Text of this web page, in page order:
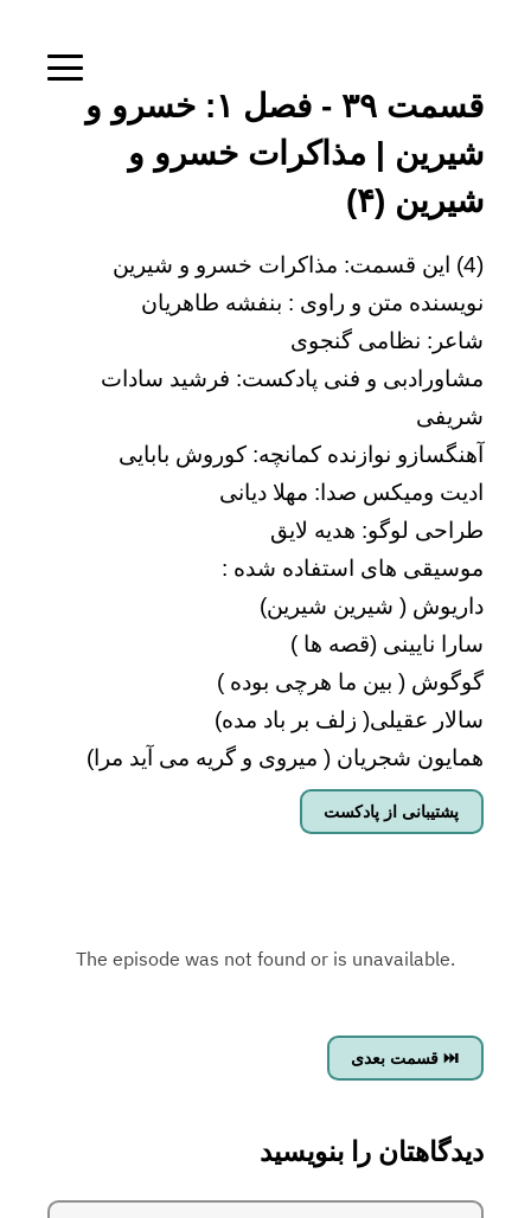
قسمت ۳۹ - فصل ۱: خسرو و
شیرین | مذاکرات خسرو و
شیرین (۴)
(4) این قسمت: مذاکرات خسرو و شیرین
نویسنده متن و راوی : بنفشه طاهریان
شاعر: نظامی گنجوی
مشاورادبی و فنی پادکست: فرشید سادات
شریفی
آهنگسازو نوازنده کمانچه: کوروش بابایی
ادیت ومیکس صدا: مهلا دیانی
طراحی لوگو: هدیه لایق
موسیقی های استفاده شده :
داریوش ( شیرین شیرین)
سارا نایینی (قصه ها )
گوگوش ( بین ما هرچی بوده )
سالار عقیلی( زلف بر باد مده)
همایون شجریان ( میروی و گریه می آید مرا)
پشتیبانی از پادکست
قسمت بعدی ⏭
دیدگاهتان را بنویسید